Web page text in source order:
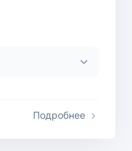
Подробнее